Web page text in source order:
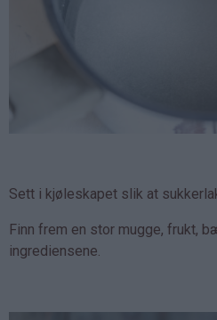
Sett i kjøleskapet slik at
Finn frem en stor mugge, frukt,
ingrediensene.